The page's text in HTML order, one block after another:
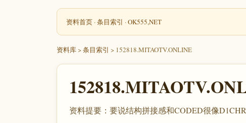
资料首页 ·条目索引 ·OK555,NET
资料库>条目索引 > 152818.MITAOTV.ONLINE
资料提要：要说结构拼接感和CODED很像